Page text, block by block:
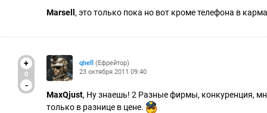
Marsell , это только пока но вот кроме телефона в
+
0
-
qhell
(Ефрейтор)
23 октября 2011 09:40
MaxQjust, Ну знаешь! 2 Разные фирмы, конкуренция,
только в разнице в цене.